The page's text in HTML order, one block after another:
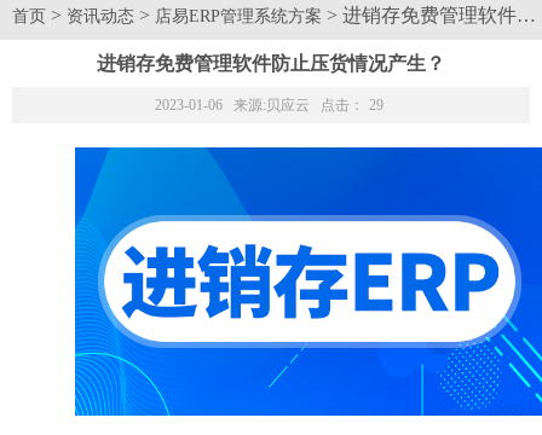
首页 > 资讯动态 > 店易ERP管理系统方案 > 进销存免费管理软件
进销存免费管理软件防止压货情况产生？
2023-01-06 来源: 贝应云 点击： 29